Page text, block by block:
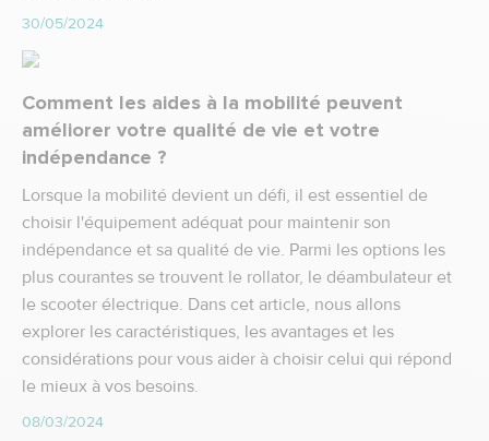
30/05/2024
Comment les aides à la mobilité peuvent
améliorer votre qualité de vie et votre
indépendance ?
Lorsque la mobilité devient un défi, il est essentiel de
choisir l'équipement adéquat pour maintenir son
indépendance et sa qualité de vie. Parmi les options les
plus courantes se trouvent le rollator, le déambulateur et
le scooter électrique. Dans cet article, nous allons
explorer les caractéristiques, les avantages et les
considérations pour vous aider à choisir celui qui répond
le mieux à vos besoins.
08/03/2024